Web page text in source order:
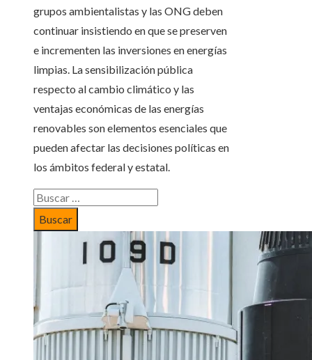
grupos ambientalistas y las ONG deben
continuar insistiendo en que se preserven
e incrementen las inversiones en energías
limpias. La sensibilización pública
respecto al cambio climático y las
ventajas económicas de las energías
renovables son elementos esenciales que
pueden afectar las decisiones políticas en
los ámbitos federal y estatal.
Buscar: